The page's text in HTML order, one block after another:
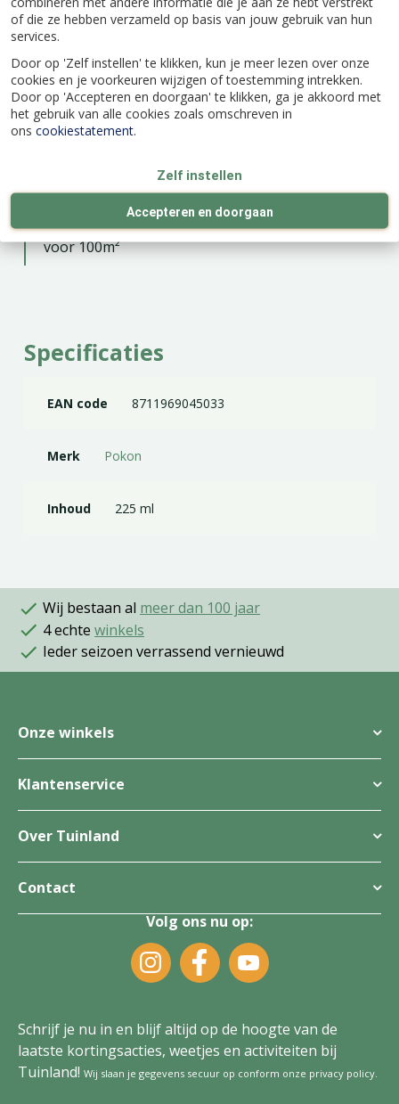
of die ze hebben verzameld op basis van jouw gebruik van hun
services.
Door op 'Zelf instellen' te klikken, kun je meer lezen over onze
cookies en je voorkeuren wijzigen of toestemming intrekken.
Door op 'Accepteren en doorgaan' te klikken, ga je akkoord met
het gebruik van alle cookies zoals omschreven in
ons cookiestatement.
Zelf instellen
Accepteren en doorgaan
Met de maatdop meet je de juiste
Vul de drukspuit voor de helft met water
Voeg de afgemeten dosis toe
Vul de drukspuit verder met water tot de
Meng alles goed door elkaar om een
gelijkmatig mengsel te krijgen
46 ml in 1 liter water voor 20 m². 225 ml is genoeg
voor 100m²
Specificaties
EAN code 8711969045033
Merk Pokon
Inhoud 225 ml
Wij bestaan al meer dan 100 jaar
4 echte winkels
Ieder seizoen verrassend vernieuwd
Onze winkels
Klantenservice
Over Tuinland
Contact
Volg ons nu op:
Schrijf je nu in en blijf altijd op de hoogte van de
laatste kortingsacties, weetjes en activiteiten bij
Tuinland! Wij slaan je gegevens secuur op conform onze privacy policy